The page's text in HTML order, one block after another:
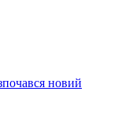
новий